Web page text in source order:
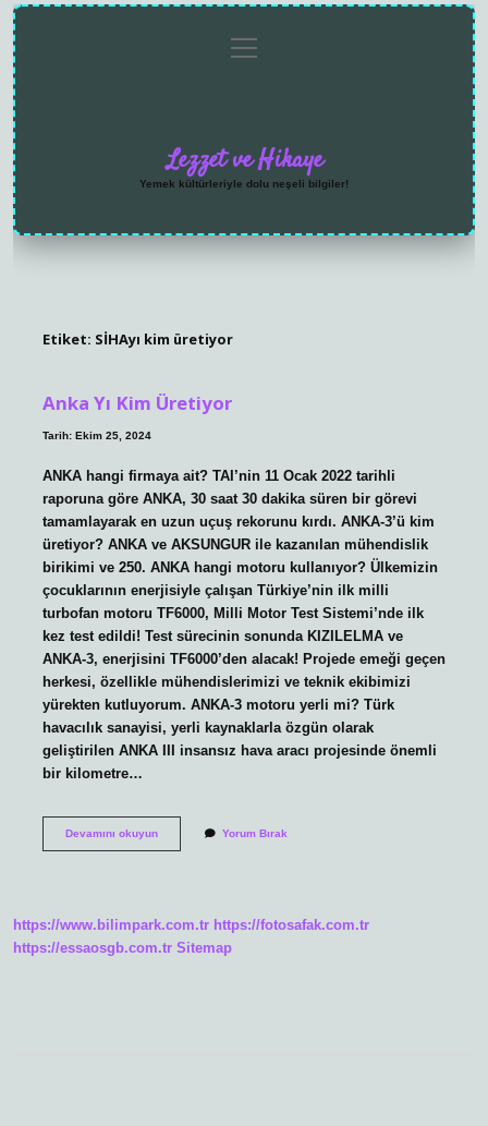
menüyü
aç
Lezzet ve Hikaye
Yemek kültürleriyle dolu neşeli bilgiler!
Etiket: SİHAyı kim üretiyor
Anka Yı Kim Üretiyor
Tarih: Ekim 25, 2024
ANKA hangi firmaya ait? TAI’nin 11 Ocak 2022 tarihli
raporuna göre ANKA, 30 saat 30 dakika süren bir görevi
tamamlayarak en uzun uçuş rekorunu kırdı. ANKA-3’ü kim
üretiyor? ANKA ve AKSUNGUR ile kazanılan mühendislik
birikimi ve 250. ANKA hangi motoru kullanıyor? Ülkemizin
çocuklarının enerjisiyle çalışan Türkiye’nin ilk milli
turbofan motoru TF6000, Milli Motor Test Sistemi’nde ilk
kez test edildi! Test sürecinin sonunda KIZILELMA ve
ANKA-3, enerjisini TF6000’den alacak! Projede emeği geçen
herkesi, özellikle mühendislerimizi ve teknik ekibimizi
yürekten kutluyorum. ANKA-3 motoru yerli mi? Türk
havacılık sanayisi, yerli kaynaklarla özgün olarak
geliştirilen ANKA III insansız hava aracı projesinde önemli
bir kilometre…
Devamını okuyunAnka
Yorum Bırak
https://www.bilimpark.com.tr https://fotosafak.com.tr
https://essaosgb.com.tr Sitemap